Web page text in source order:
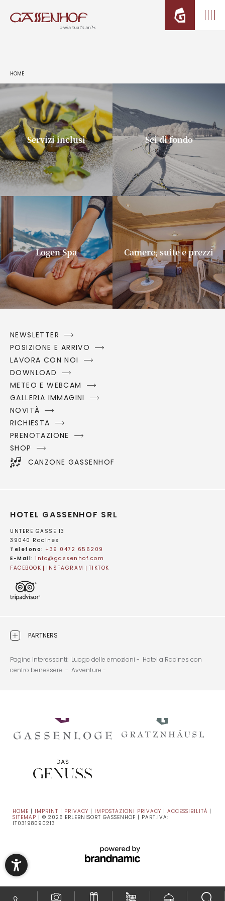
HOME
Servizi inclusi Sci di fondo
Logen Spa Camere, suite e prezzi
NEWSLETTER
POSIZIONE E ARRIVO
LAVORA CON NOI
DOWNLOAD
METEO E WEBCAM
GALLERIA IMMAGINI
NOVITÀ
RICHIESTA
PRENOTAZIONE
SHOP
CANZONE GASSENHOF
HOTEL GASSENHOF SRL
UNTERE GASSE 13
39040 Racines
Telefono: +39 0472 656209
E-Mail: info@ gassenhof.com
FACEBOOK
INSTAGRAM TIKTOK
PARTNERS
Pagine interessanti: Luogo delle emozioni - Hotel a Racines con
centro benessere - Avventure -
HOME | IMPRINT | PRIVACY | IMPOSTAZIONI PRIVACY | ACCESSIBILITÀ |
SITEMAP | © 2026 ERLEBNISORT GASSENHOF | PART.IVA:
IT03198090213